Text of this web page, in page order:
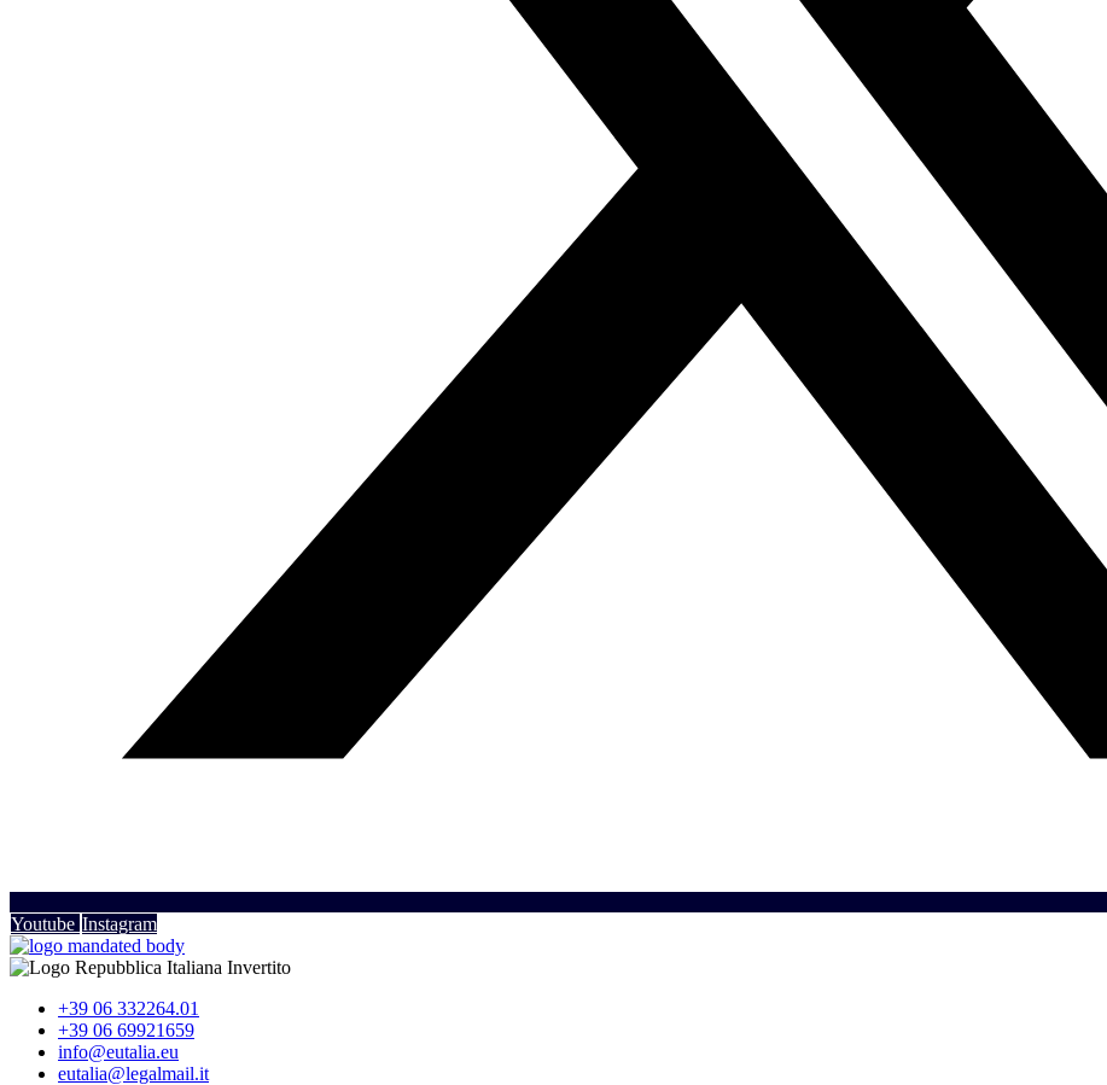
Youtube Instagram
+39 06 332264.01
+39 06 69921659
info@eutalia.eu
eutalia@legalmail.it